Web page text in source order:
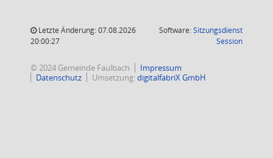
Letzte Änderung: 07.08.2026
20:00:27
Software:Sitzungsdienst
Session(Wird in
© 2024 Gemeinde Faulbach
Impressum
Datenschutz
Umsetzung:digitalfabriX GmbH